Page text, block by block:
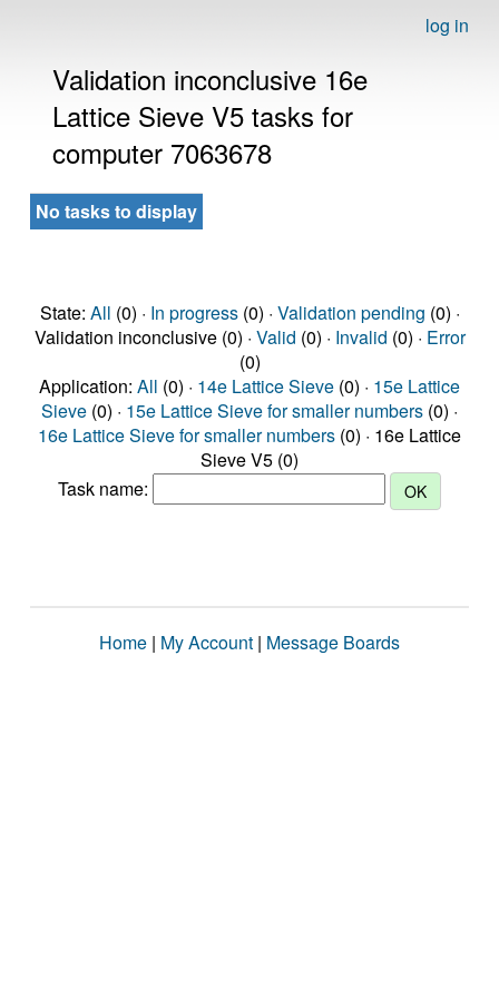
log in
Validation inconclusive 16e
Lattice Sieve V5 tasks for
computer 7063678
No tasks to display
State: All (0) · In progress(0) · Validation pending (0) ·
Validation inconclusive (0) · Valid (0) · Invalid (0) · Error
(0)
Application: All (0) · 14e Lattice Sieve (0) · 15e Lattice
Sieve (0) · 15e Lattice Sieve for smaller numbers (0) ·
16e Lattice Sieve for smaller numbers (0) · 16e Lattice
Sieve V5 (0)
Task name:
Home | My Account | Message Boards